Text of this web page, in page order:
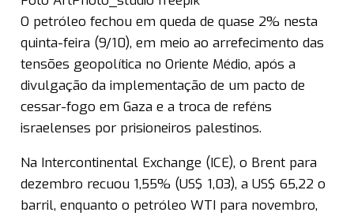
O petróleo fechou em queda de quase 2% nesta
quinta-feira (9/10), em meio ao arrefecimento das
tensões geopolítica no Oriente Médio, após a
divulgação da implementação de um pacto de
cessar-fogo em Gaza e a troca de reféns
israelenses por prisioneiros palestinos.
Na Intercontinental Exchange (ICE), o Brent para
dezembro recuou 1,55% (US$ 1,03), a US$ 65,22 o
barril, enquanto o petróleo WTI para novembro,